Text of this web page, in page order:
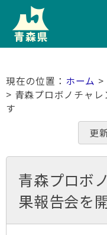
ホーム >
> 青森プロボノチャ
す
更
青森プロボ
果報告会を